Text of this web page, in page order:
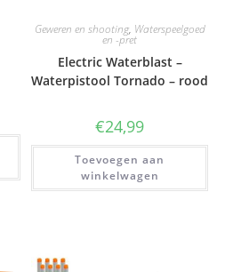
Geweren en shooting, Waterspeelgoed
en -pret
Electric Waterblast –
Waterpistool Tornado – rood
€24,99
Toevoegen aan
winkelwagen